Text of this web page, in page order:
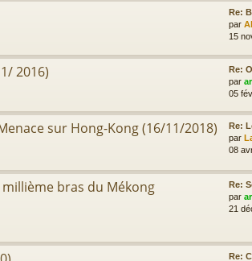
Re:
par
15
2016)
Re:
par
05
sur Hong-Kong (16/11/2018)
Re:
par
08
bras du Mékong
Re:
par
21
Re: